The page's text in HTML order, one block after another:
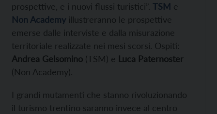
prospettive, e i nuovi flussi turistici”. TSM e
Non Academy illustreranno le prospettive
emerse dalle interviste e dalla misurazione
territoriale realizzate nei mesi scorsi. Ospiti:
Andrea Gelsomino (TSM) e Luca Paternoster
(Non Academy).
I grandi mutamenti che stanno rivoluzionando
il turismo trentino saranno invece al centro